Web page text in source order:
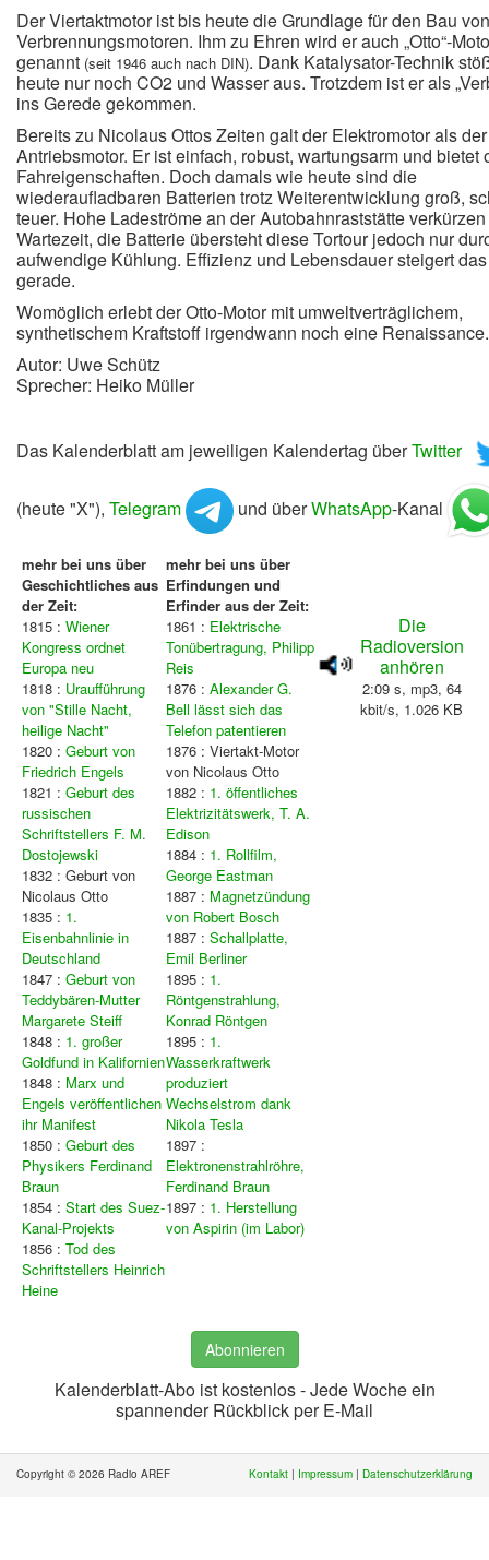
Der Viertaktmotor ist bis heute die Grundlage für den Bau von
Verbrennungsmotoren. Ihm zu Ehren wird er auch „Otto“-
genannt (seit 1946 auch nach DIN). Dank Katalysator-Technik
heute nur noch CO2 und Wasser aus. Trotzdem ist er als
ins Gerede gekommen.
Bereits zu Nicolaus Ottos Zeiten galt der Elektromotor als
Antriebsmotor. Er ist einfach, robust, wartungsarm und bietet
Fahreigenschaften. Doch damals wie heute sind die
wiederaufladbaren Batterien trotz Weiterentwicklung groß,
teuer. Hohe Ladeströme an der Autobahnraststätte
Wartezeit, die Batterie übersteht diese Tortour jedoch nur
aufwendige Kühlung. Effizienz und Lebensdauer steigert
gerade.
Womöglich erlebt der Otto-Motor mit umweltverträglichem,
synthetischem Kraftstoff irgendwann noch eine Renaissance.
Autor: Uwe Schütz
Sprecher: Heiko Müller
Das Kalenderblatt am jeweiligen Kalendertag überTwitter
(heute "X"), Telegram und überWhatsApp-Kanal
mehr bei uns über
Geschichtliches aus
der Zeit:
mehr bei uns über
Erfindungen und
Erfinder aus der Zeit:
1815 : Wiener
Kongress ordnet
Europa neu
1818 : Uraufführung
von "Stille Nacht,
heilige Nacht"
1820 : Geburt von
Friedrich Engels
1821 : Geburt des
russischen
Schriftstellers F. M.
Dostojewski
1832 : Geburt von
Nicolaus Otto
1835 : 1.
Eisenbahnlinie in
Deutschland
1847 : Geburt von
Teddybären-Mutter
Margarete Steiff
1848 : 1. großer
Goldfund in Kalifornien
1848 : Marx und
Engels veröffentlichen
ihr Manifest
1850 : Geburt des
Physikers Ferdinand
Braun
1854 : Start des Suez-
Kanal-Projekts
1856 : Tod des
Schriftstellers Heinrich
Heine
1861 : Elektrische
Tonübertragung, Philipp
Reis
1876 : Alexander G.
Bell lässt sich das
Telefon patentieren
1876 : Viertakt-Motor
von Nicolaus Otto
1882 : 1. öffentliches
Elektrizitätswerk, T. A.
Edison
1884 : 1. Rollfilm,
George Eastman
1887 : Magnetzündung
von Robert Bosch
1887 : Schallplatte,
Emil Berliner
1895 : 1.
Röntgenstrahlung,
Konrad Röntgen
1895 : 1.
Wasserkraftwerk
produziert
Wechselstrom dank
Nikola Tesla
1897 :
Elektronenstrahlröhre,
Ferdinand Braun
1897 : 1. Herstellung
von Aspirin (im Labor)
Die
Radioversion
anhören
2:09 s, mp3, 64
kbit/s, 1.026 KB
Abonnieren
Kalenderblatt-Abo ist kostenlos - Jede Woche ein
spannender Rückblick per E-Mail
Copyright © 2026 Radio AREF Kontakt | Impressum | Datenschutzerklärung